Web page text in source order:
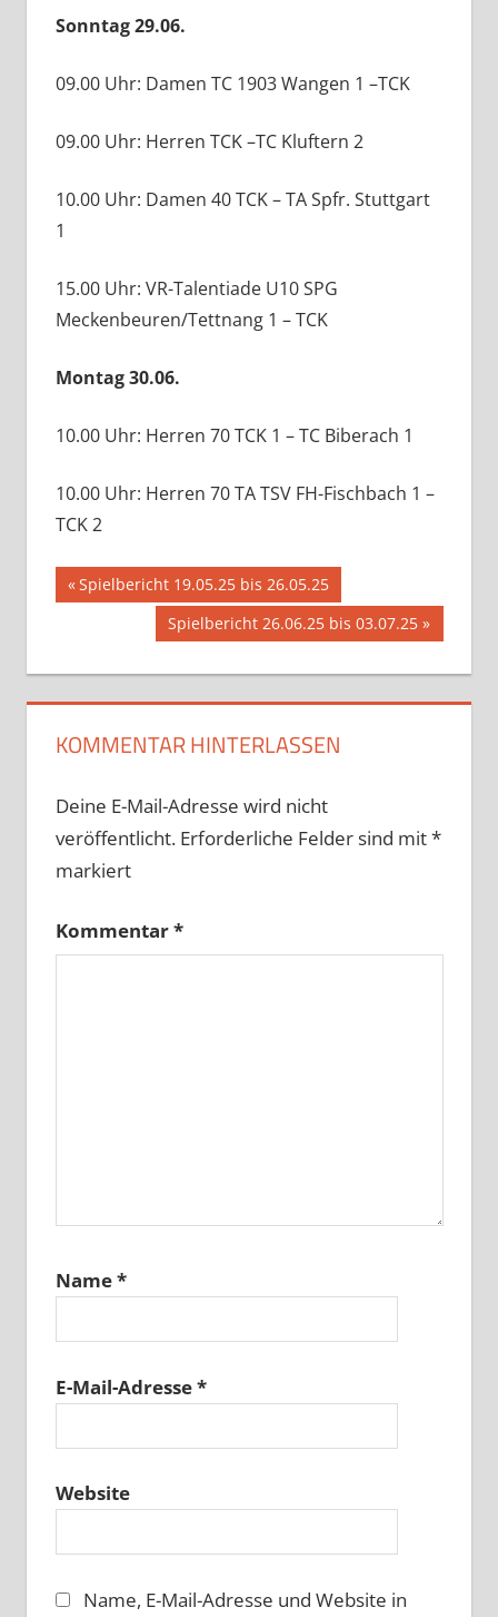
Sonntag 29.06.
09.00 Uhr: Damen TC 1903 Wangen 1 –TCK
09.00 Uhr: Herren TCK –TC Kluftern 2
10.00 Uhr: Damen 40 TCK – TA Spfr. Stuttgart
1
15.00 Uhr: VR-Talentiade U10 SPG
Meckenbeuren/Tettnang 1 – TCK
Montag 30.06.
10.00 Uhr: Herren 70 TCK 1 – TC Biberach 1
10.00 Uhr: Herren 70 TA TSV FH-Fischbach 1 –
TCK 2
Beitragsnavigation
Vorheriger
Beitrag:
Spielbericht 19.05.25 bis 26.05.25
Nächster
Spielbericht 26.06.25 bis 03.07.25
KOMMENTAR HINTERLASSEN
Deine E-Mail-Adresse wird nicht
veröffentlicht. Erforderliche Felder sind mit*
markiert
Kommentar*
Name*
E-Mail-Adresse*
Website
Name, E-Mail-Adresse und Website in